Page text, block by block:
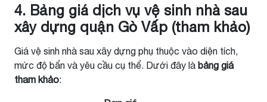
4. Bảng giá dịch vụ vệ sinh nhà sau
xây dựng quận Gò Vấp (tham khảo)
Giá vệ sinh nhà sau xây dựng phụ thuộc vào diện tích,
mức độ bẩn và yêu cầu cụ thể. Dưới đây là bảng giá
tham khảo: